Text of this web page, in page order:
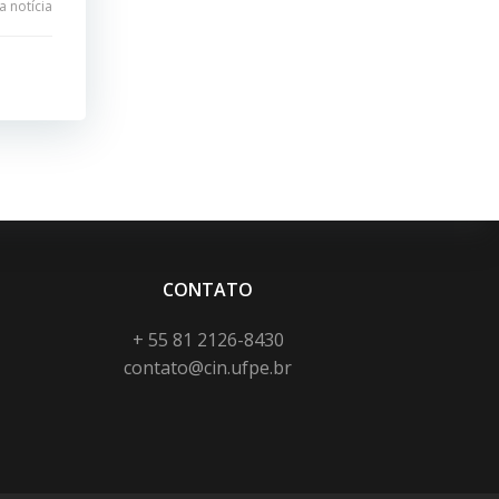
notícia
CONTATO
+ 55 81 2126-8430
contato@cin.ufpe.br